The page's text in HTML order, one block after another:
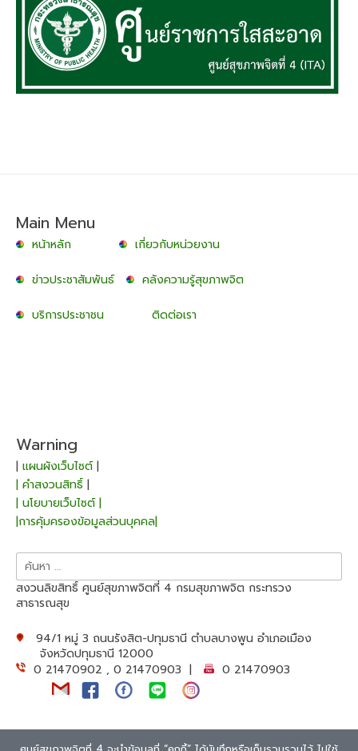
Main Menu
หน้าหลัก เกี่ยวกับหน่วยงาน
ข่าวประชาสัมพันธ์ คลังความรู้สุขภาพจิต
บริการประชาชน ติดต่อเรา
Warning
| แผนผังเว็บไซต์|
| คำสงวนสิทธิ์ |
| นโยบายเว็บไซต์ |
|การคุ้มครองข้อมูลส่วนบุคคล|
สงวนลิขสิทธิ์ ศูนย์สุขภาพจิตที่ 4 กรมสุขภาพจิต กระทรวง
สาธารณสุข
94/1 หมู่ 3 ถนนรังสิต-ปทุมธานี ตำบลบางพูน อำเภอเมือง
จังหวัดปทุมธานี 12000
0 21470902 , 0 21470903 |
0 21470903